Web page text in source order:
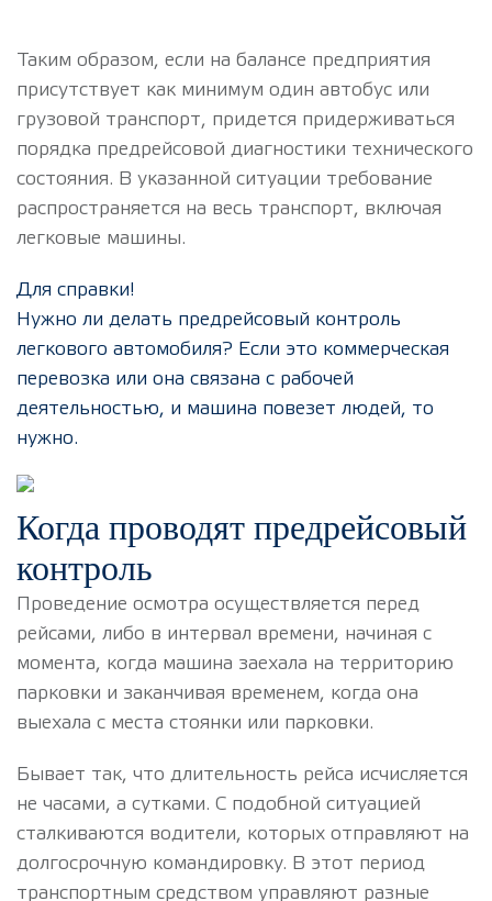
Таким образом, если на балансе предприятия
присутствует как минимум один автобус или
грузовой транспорт, придется придерживаться
порядка предрейсовой диагностики технического
состояния. В указанной ситуации требование
распространяется на весь транспорт, включая
легковые машины.
Для справки!
Нужно ли делать предрейсовый контроль
легкового автомобиля? Если это коммерческая
перевозка или она связана с рабочей
деятельностью, и машина повезет людей, то
нужно.
Когда проводят предрейсовый
контроль
Проведение осмотра осуществляется перед
рейсами, либо в интервал времени, начиная с
момента, когда машина заехала на территорию
парковки и заканчивая временем, когда она
выехала с места стоянки или парковки.
Бывает так, что длительность рейса исчисляется
не часами, а сутками. С подобной ситуацией
сталкиваются водители, которых отправляют на
долгосрочную командировку. В этот период
транспортным средством управляют разные